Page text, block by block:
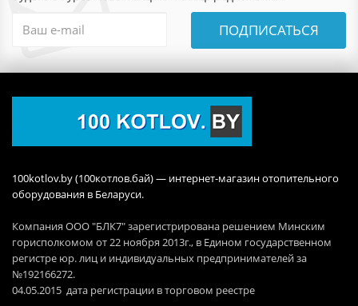
ПОДПИСАТЬСЯ
100kotlov.by (100котлов.бай) — интернет-магазин отопительного
оборудования в Беларуси.
Компания ООО "БЛК7" зарегистрирована решением Минским
горисполкомом от 22 ноября 2013г., в Едином государственном
регистре юр. лиц и индивидуальных предпринимателей за
№192166272.
04.05.2015 дата регистрации в торговом реестре